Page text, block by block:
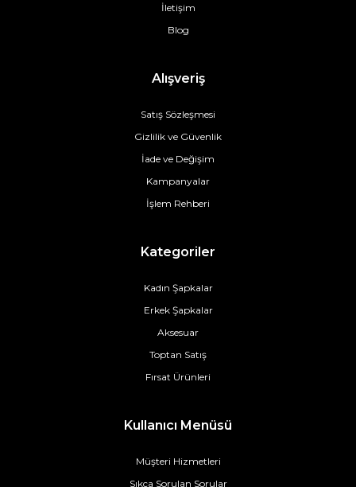
İletişim
Blog
Alışveriş
Satış Sözleşmesi
Gizlilik ve Güvenlik
İade ve Değişim
Kampanyalar
İşlem Rehberi
Kategoriler
Kadın Şapkalar
Erkek Şapkalar
Aksesuar
Toptan Satış
Fırsat Ürünleri
Kullanıcı Menüsü
Müşteri Hizmetleri
Sıkça Sorulan Sorular